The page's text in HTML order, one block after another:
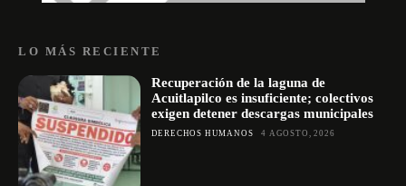
LO MÁS RECIENTE
Recuperación de la laguna de
Acuitlapilco es insuficiente; colectivos
exigen detener descargas municipales
DERECHOS HUMANOS 4 AGOSTO, 2026